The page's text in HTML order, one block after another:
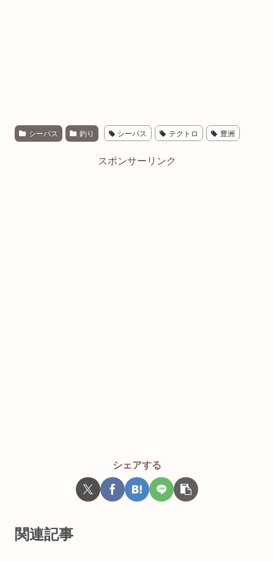
シーバス 釣り シーバス テクトロ 豊洲
スポンサーリンク
シェアする
関連記事